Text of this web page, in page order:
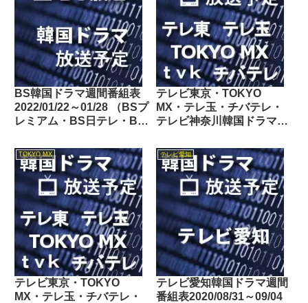
BS韓国ドラマ週間番組表
2022/01/22～01/28 （BSプ
レミアム・BS日テレ・BS
東・BSフジ）
テレビ東京・TOKYO
MX・テレ玉・チバテレ・
テレビ神奈川韓国ドラマ週
10/08
TOKYO MX
テレビ東京・TOKYO
MX・テレ玉・チバテレ・
テレビ愛知
テレビ愛知韓国ドラマ週間
番組表2020/08/31～09/04